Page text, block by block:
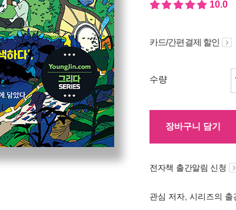
10.0
카드/간편결제 할인
수량
장바구니 담기
전자책 출간알림 신청
관심 저자, 시리즈의 출